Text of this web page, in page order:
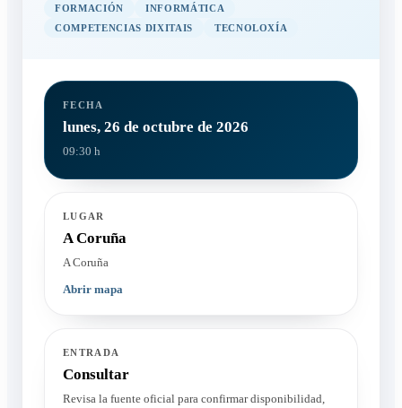
FORMACIÓN
INFORMÁTICA
COMPETENCIAS DIXITAIS
TECNOLOXÍA
FECHA
lunes, 26 de octubre de 2026
09:30 h
LUGAR
A Coruña
A Coruña
Abrir mapa
ENTRADA
Consultar
Revisa la fuente oficial para confirmar disponibilidad,